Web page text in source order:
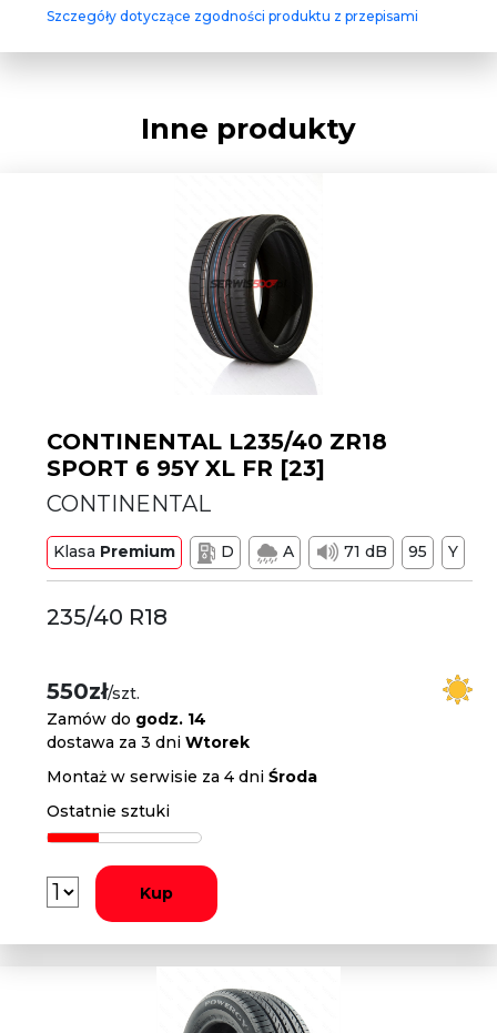
Szczegóły dotyczące zgodności produktu z przepisami
Inne produkty
CONTINENTAL L235/40 ZR18
SPORT 6 95Y XL FR [23]
CONTINENTAL
Klasa Premium D A 71 dB 95 Y
235/40 R18
550zł/szt.
Zamów do godz. 14
dostawa za 3 dniWtorek
Montaż w serwisie za 4 dniŚroda
Ostatnie sztuki
Kup